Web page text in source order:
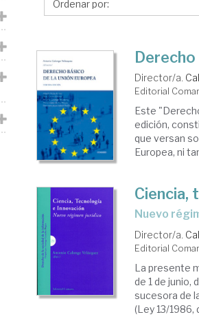
Antonio
Derecho
Director/a.
Editorial
Este
edición,
que versan
Europea, ni
Ciencia,
nuevo
Director/a.
Editorial
La presente
de 1 de junio,
sucesora de
(Ley 13/1986,